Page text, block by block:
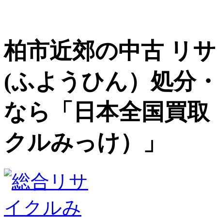
柏市近郊の中古 リ
(ふようひん）処分
なら「日本全国買
クルみっけ）」